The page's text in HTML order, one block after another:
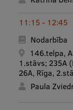
Ētikas un
Atvērtā
11:15 - 12:45
Nodarbība
146.telpa,
1.stāvs; 235A
26A, Rīga,
Paula